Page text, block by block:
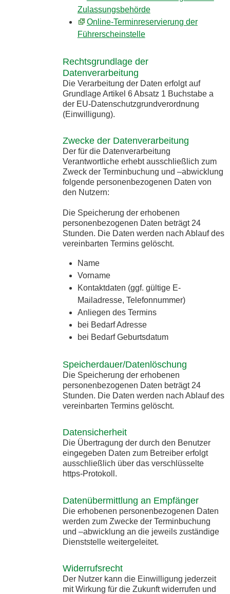
Zulassungsbehörde
Online-Terminreservierung der
Führerscheinstelle
Rechtsgrundlage der
Datenverarbeitung
Die Verarbeitung der Daten erfolgt auf
Grundlage Artikel 6 Absatz 1 Buchstabe a
der EU-Datenschutzgrundverordnung
(Einwilligung).
Zwecke der Datenverarbeitung
Der für die Datenverarbeitung
Verantwortliche erhebt ausschließlich zum
Zweck der Terminbuchung und –abwicklung
folgende personenbezogenen Daten von
den Nutzern:
Die Speicherung der erhobenen
personenbezogenen Daten beträgt 24
Stunden. Die Daten werden nach Ablauf des
vereinbarten Termins gelöscht.
Name
Vorname
Kontaktdaten (ggf. gültige E-
Mailadresse, Telefonnummer)
Anliegen des Termins
bei Bedarf Adresse
bei Bedarf Geburtsdatum
Speicherdauer/Datenlöschung
Die Speicherung der erhobenen
personenbezogenen Daten beträgt 24
Stunden. Die Daten werden nach Ablauf des
vereinbarten Termins gelöscht.
Datensicherheit
Die Übertragung der durch den Benutzer
eingegeben Daten zum Betreiber erfolgt
ausschließlich über das verschlüsselte
https-Protokoll.
Datenübermittlung an Empfänger
Die erhobenen personenbezogenen Daten
werden zum Zwecke der Terminbuchung
und –abwicklung an die jeweils zuständige
Dienststelle weitergeleitet.
Widerrufsrecht
Der Nutzer kann die Einwilligung jederzeit
mit Wirkung für die Zukunft widerrufen und